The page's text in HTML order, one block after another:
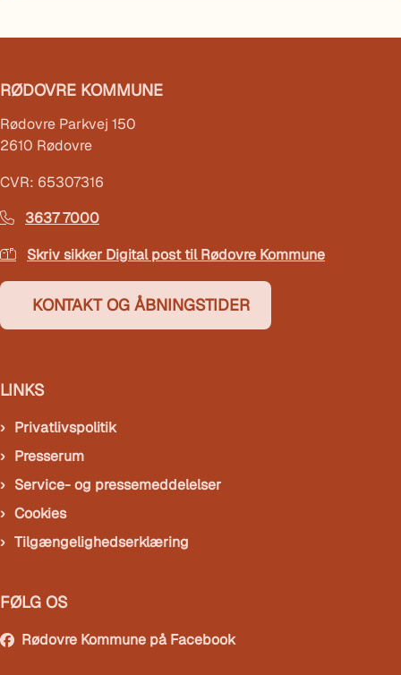
RØDOVRE KOMMUNE
Rødovre Parkvej 150
2610 Rødovre
CVR: 65307316
3637 7000
Skriv sikker Digital post til Rødovre Kommune
KONTAKT OG ÅBNINGSTIDER
LINKS
Privatlivspolitik
Presserum
Service- og pressemeddelelser
Cookies
Tilgængelighedserklæring
FØLG OS
Rødovre Kommune på Facebook